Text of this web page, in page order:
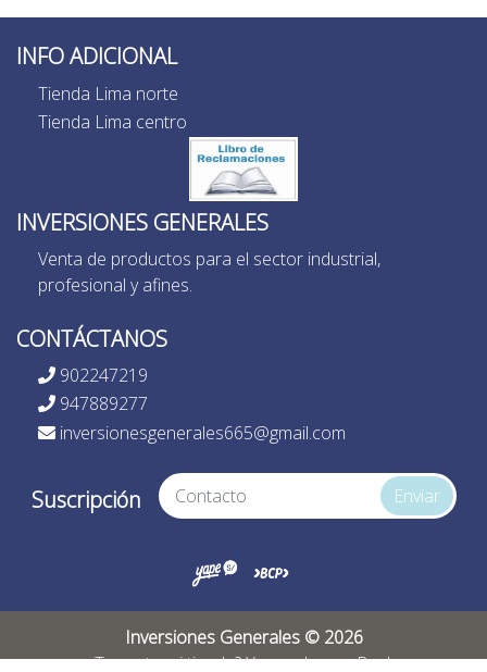
INFO ADICIONAL
Tienda Lima norte
Tienda Lima centro
INVERSIONES GENERALES
Venta de productos para el sector industrial,
profesional y afines.
CONTÁCTANOS
902247219
947889277
inversionesgenerales665@gmail.com
Suscripción Enviar
Inversiones Generales © 2026
¿Te gusta mi tienda? Yo vendo conBsale